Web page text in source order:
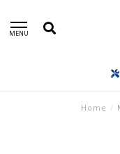
MENU
Home /